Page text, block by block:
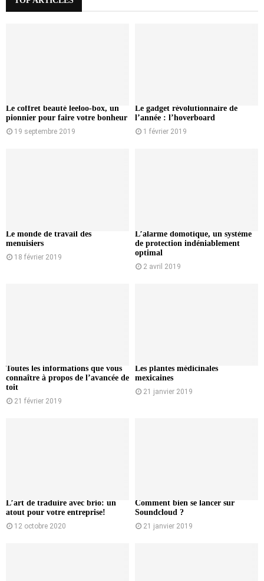
Le coffret beauté leeloo-box, un
pionnier pour faire votre bonheur
19 septembre 2019
Le gadget révolutionnaire de
l’année : l’hoverboard
1 février 2019
Le monde de travail des
menuisiers
18 février 2019
L’alarme domotique, un système
de protection indéniablement
optimal
2 avril 2019
Toutes les informations que vous
connaître à propos de l’avancée de
toit
21 février 2019
Les plantes médicinales
mexicaines
21 janvier 2019
L’art de traduire avec brio: un
atout pour votre entreprise!
12 octobre 2020
Comment bien se lancer sur
Soundcloud ?
21 janvier 2019